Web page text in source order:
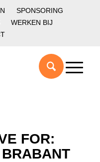
SPONSORING
WERKEN BIJ
FOR: